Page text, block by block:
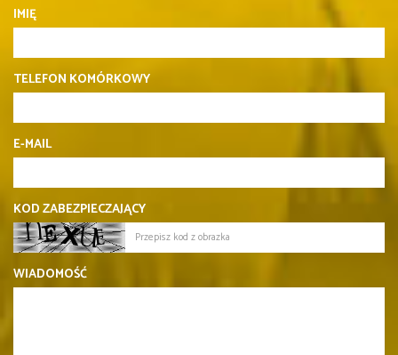
IMIĘ
TELEFON KOMÓRKOWY
E-MAIL
KOD ZABEZPIECZAJĄCY
WIADOMOŚĆ